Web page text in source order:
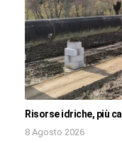
Risorse idriche, più
8 Agosto 2026